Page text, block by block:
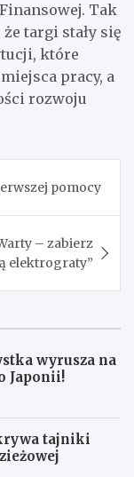
Tak
targi stały się
które
pracy, a
rozwoju
pomocy
– zabierz
elektrograty”
wyrusza na
Japonii!
tajniki